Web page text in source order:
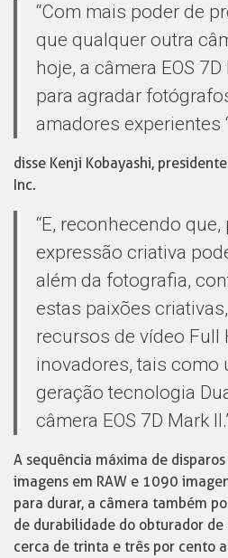
“Com mais poder de
que qualquer outra
hoje, a câmera EOS
para agradar
amadores experientes
disse Kenji Kobayashi,
Inc.
“E, reconhecendo
expressão criativa
além da fotografia,
estas paixões
recursos de vídeo Full
inovadores, tais como
geração tecnologia
câmera EOS 7D Mark
A sequência máxima de
imagens em RAW e 1090
para durar, a câmera também
de durabilidade do obturador
cerca de trinta e três por cento